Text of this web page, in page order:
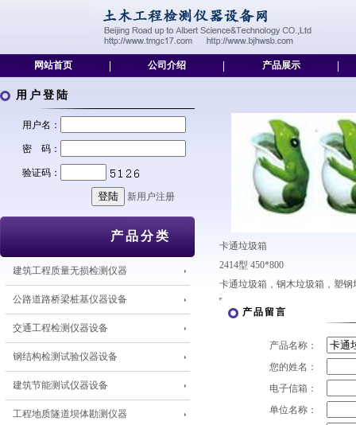
网站首页 公司介绍 产品展示
用户登陆
用户名：
密 码：
验证码：
新用户注册
产品分类
建筑工程质量无损检测仪器
公路道路桥梁桩基仪器设备
交通工程检测仪器设备
钢结构检测试验仪器设备
建筑节能测试仪器设备
工程地质隧道坝体勘测仪器
卡通垃圾箱
2414型 450*800
卡通垃圾箱，钢木垃圾箱，塑
产品留言
产品名称：
您的姓名：
电子信箱：
单位名称：